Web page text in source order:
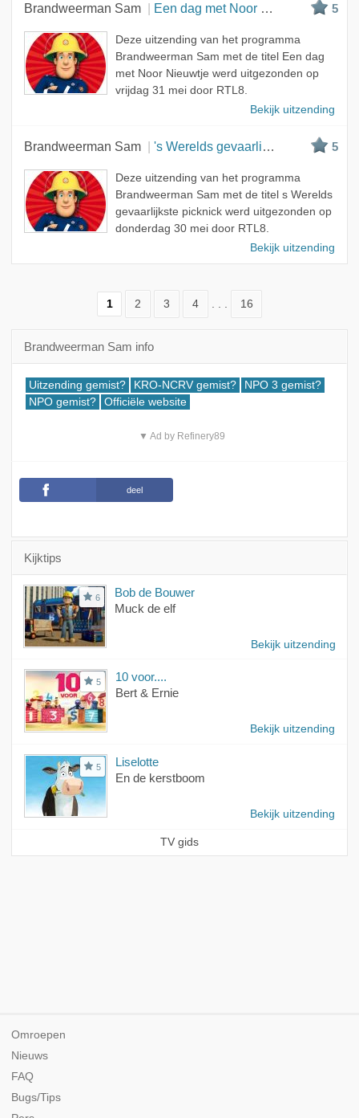
Brandweerman Sam Een dag met Noor Nieuwtje 5
Deze uitzending van het programma
Brandweerman Sam met de titel Een dag
met Noor Nieuwtje werd uitgezonden op
vrijdag 31 mei door RTL8.
Bekijk uitzending
Brandweerman Sam 's Werelds gevaarlijkste picknick 5
Deze uitzending van het programma
Brandweerman Sam met de titel s Werelds
gevaarlijkste picknick werd uitgezonden op
donderdag 30 mei door RTL8.
Bekijk uitzending
1 2 3 4 . . . 16
Brandweerman Sam info
Uitzending gemist? KRO-NCRV gemist?
NPO 3 gemist?
NPO gemist?
Officiële website
▼ Ad by Refinery89
deel
Kijktips
6
Bob de Bouwer
Muck de elf
Bekijk uitzending
5
10 voor....
Bert & Ernie
Bekijk uitzending
5
Liselotte
En de kerstboom
Bekijk uitzending
TV gids
Omroepen
Nieuws
FAQ
Bugs/Tips